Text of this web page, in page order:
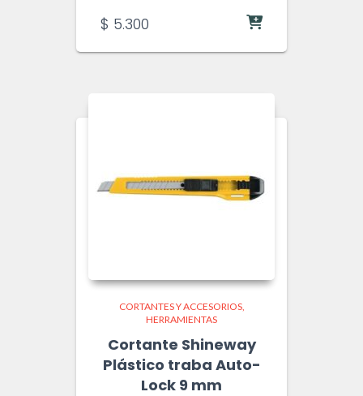
$ 5.300
CORTANTES Y ACCESORIOS
HERRAMIENTAS
Cortante Shineway
Plástico traba Auto-
Lock 9 mm